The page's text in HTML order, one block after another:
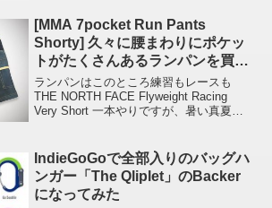
ヒー...
[MMA 7pocket Run Pants
Shorty] 久々に腰まわりにポケッ
トがたくさんあるランパンを買っ
た
ランパンはこのところ練習もレースも
THE NORTH FACE Flyweight Racing
Very Short 一本やりですが、暑い真夏に
にポケットがたく...
IndieGoGoで全部入りのバッグハ
ンガー「The Qliplet」のBacker
になってみた